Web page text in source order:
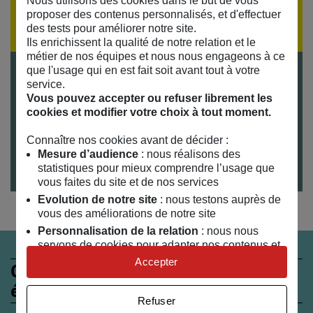
email,inscrivez-vous à notre lettre d'information
Tarifs
Gratuit sur inscription
Durée
Publics
Tout public
Ces évènements peuvent
également vous intéresser
proposer des contenus personnalisés, et d'effectuer
des tests pour améliorer notre site.
Ils enrichissent la qualité de notre relation et le
métier de nos équipes et nous nous engageons à ce
que l'usage qui en est fait soit avant tout à votre
service.
Vous pouvez accepter ou refuser librement les
cookies et modifier votre choix à tout moment.
Connaître nos cookies avant de décider :
Mesure d’audience: nous réalisons des
statistiques pour mieux comprendre l’usage que
vous faites du site et de nos services
Evolution de notre site: nous testons auprès de
vous des améliorations de notre site
Personnalisation de la relation : nous nous
servons de cookies pour adapter nos contenus et
personnaliser nos offres
Univers publicitaire: nous utilisons avec nos
publicités personnalisées
Refuser
Accepter